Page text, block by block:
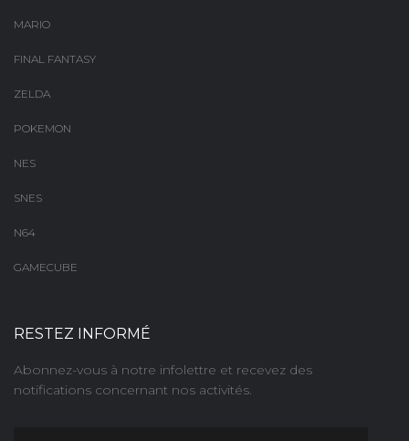
MARIO
FINAL FANTASY
ZELDA
POKEMON
NES
SNES
N64
GAMECUBE
RESTEZ INFORMÉ
Abonnez-vous à notre infolettre et recevez des
notifications concernant nos activités.